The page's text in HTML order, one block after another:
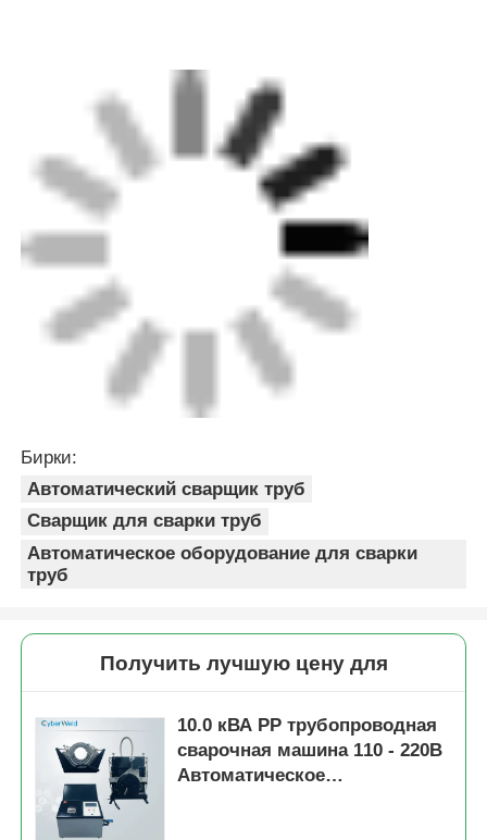
Бирки:
Автоматический сварщик труб
Сварщик для сварки труб
Автоматическое оборудование для сварки
труб
Получить лучшую цену для
10.0 кВА PP трубопроводная
сварочная машина 110 - 220В
Автоматическое